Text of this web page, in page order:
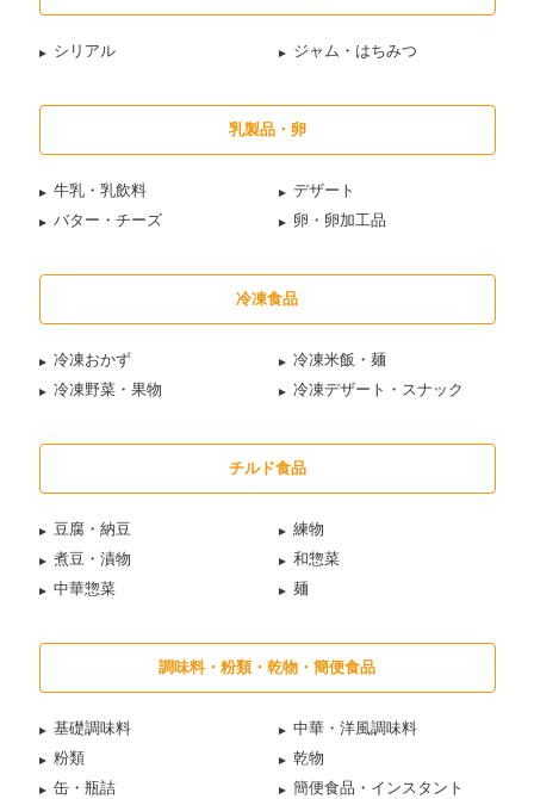
シリアル ジャム・はちみつ
乳製品・卵
牛乳・乳飲料
デザート
バター・チーズ
卵・卵加工品
冷凍食品
冷凍おかず
冷凍米飯・麺
冷凍野菜・果物
冷凍デザート・スナック
チルド食品
豆腐・納豆
練物
煮豆・漬物
和惣菜
中華惣菜
麺
調味料・粉類・乾物・簡便食品
基礎調味料
中華・洋風調味料
粉類
乾物
缶・瓶詰
簡便食品・インスタント